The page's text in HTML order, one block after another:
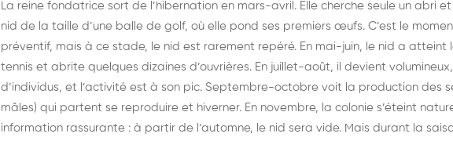
La reine fondatrice sort de l’hibernation en mars-avril. Elle cherche seule un abri
nid de la taille d’une balle de golf, où elle pond ses premiers œufs. C’est le
préventif, mais à ce stade, le nid est rarement repéré. En mai-juin, le nid a atteint
tennis et abrite quelques dizaines d’ouvrières. En juillet-août, il devient
d’individus, et l’activité est à son pic. Septembre-octobre voit la production des
mâles) qui partent se reproduire et hiverner. En novembre, la colonie s’éteint
information rassurante : à partir de l’automne, le nid sera vide. Mais durant la